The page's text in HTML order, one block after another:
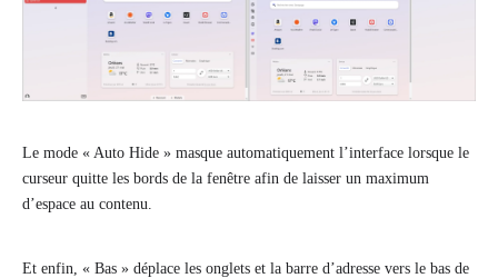
Le mode « Auto Hide » masque automatiquement l’interface lorsque le
curseur quitte les bords de la fenêtre afin de laisser un maximum
d’espace au contenu.
Et enfin, « Bas » déplace les onglets et la barre d’adresse vers le bas de